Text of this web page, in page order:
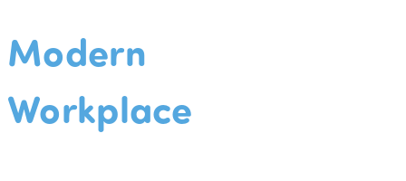
Modern
Workplace